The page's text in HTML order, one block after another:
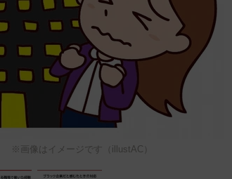
※画像はイメージです（illustAC）